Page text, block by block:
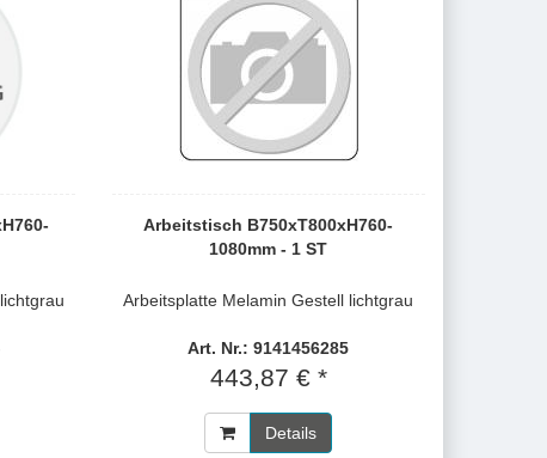
Arbeitstisch B750xT800xH760-
1080mm - 1 ST
Arbeitsplatte Melamin Gestell lichtgrau
Art. Nr.: 9141456285
443,87 € *
Details